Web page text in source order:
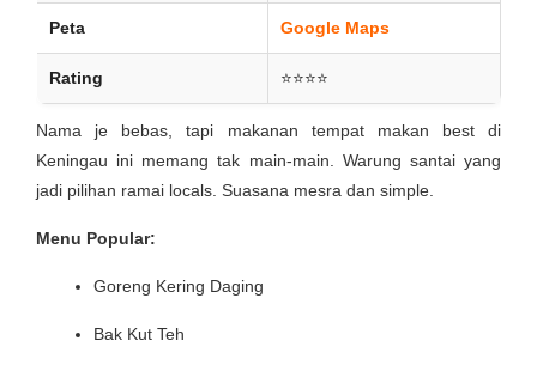
Peta Google Maps
Rating ⭐⭐⭐⭐
Nama je bebas, tapi makanan tempat makan best di
Keningau ini memang tak main-main. Warung santai yang
jadi pilihan ramai locals. Suasana mesra dan simple.
Menu Popular:
Goreng Kering Daging
Bak Kut Teh